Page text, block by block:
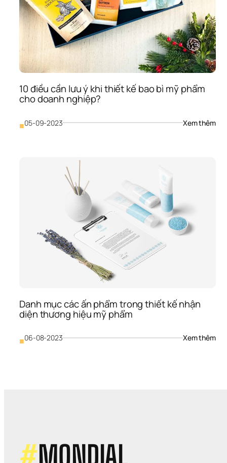
10 điều cần lưu ý khi thiết kế bao bì mỹ phẩm
cho doanh nghiệp?
■05-09-2023 Xem thêm:
Danh mục các ấn phẩm trong thiết kế nhận
diện thương hiệu mỹ phẩm
■06-08-2023 Xem thêm:
#MONDIAL